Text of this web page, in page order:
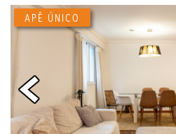
APÊ ÚNICO